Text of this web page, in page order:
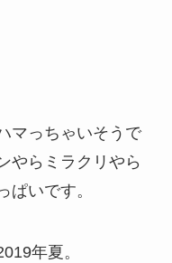
マっちゃいそうで
やらミラクリやら
ぱいです。
年夏。